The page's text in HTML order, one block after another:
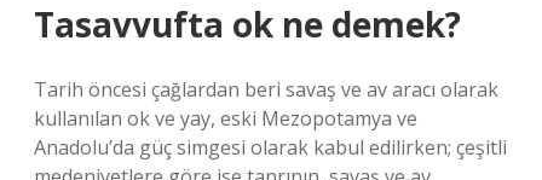
Tasavvufta ok ne demek?
Tarih öncesi çağlardan beri savaş ve av aracı olarak
kullanılan ok ve yay, eski Mezopotamya ve
Anadolu’da güç simgesi olarak kabul edilirken; çeşitli